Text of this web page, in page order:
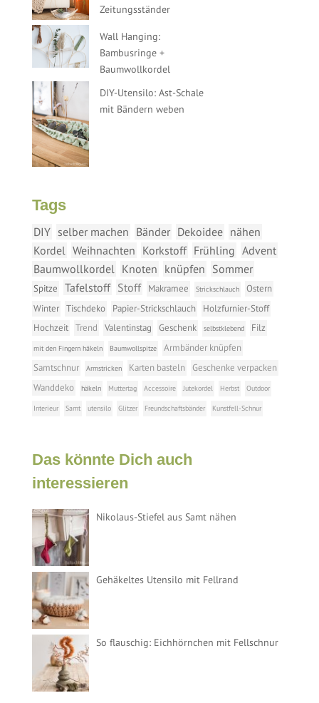
Zeitungsständer
Wall Hanging:
Bambusringe +
Baumwollkordel
DIY-Utensilo: Ast-Schale
mit Bändern weben
Tags
DIY selber machen Bänder Dekoidee nähen
Kordel Weihnachten Korkstoff Frühling Advent
Baumwollkordel
Knoten knüpfen Sommer
Spitze Tafelstoff Stoff Makramee Strickschlauch
Ostern
Winter
Tischdeko Papier-Strickschlauch
Holzfurnier-Stoff
Hochzeit
Trend Valentinstag Geschenk selbstklebend Filz
mit den Fingern häkeln Baumwollspitze
Armbänder knüpfen
Samtschnur
Armstricken Karten basteln
Geschenke verpacken
Wanddeko
häkeln Muttertag Accessoire Jutekordel Herbst Outdoor
Interieur Samt utensilo Glitzer Freundschaftsbänder Kunstfell-Schnur
Das könnte Dich auch
interessieren
Nikolaus-Stiefel aus Samt nähen
Gehäkeltes Utensilo mit Fellrand
So flauschig: Eichhörnchen mit Fellschnur